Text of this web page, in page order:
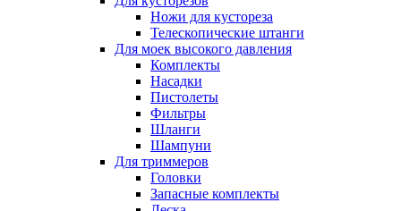
Ножи для кустореза
Телескопические штанги
Для моек высокого давления
Комплекты
Насадки
Пистолеты
Фильтры
Шланги
Шампуни
Для триммеров
Головки
Запасные комплекты